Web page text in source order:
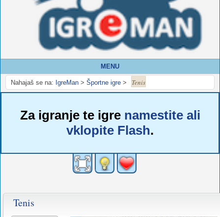
MENU
Nahajaš se na: IgreMan > Športne igre > Tenis
Za igranje te igre namestite ali
vklopite Flash.
Tenis